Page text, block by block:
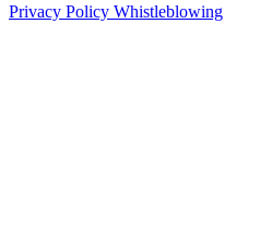
Privacy Policy Whistleblowing